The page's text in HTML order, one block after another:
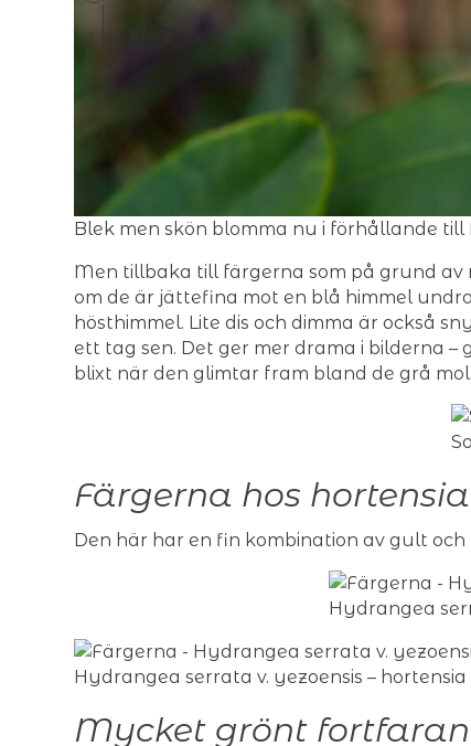
Blek men skön blomma nu i förhållande till
Men tillbaka till färgerna som på grund av
om de är jättefina mot en blå himmel
hösthimmel. Lite dis och dimma är också
ett tag sen. Det ger mer drama i bilderna
blixt när den glimtar fram bland de grå
Färgerna hos
Den här har en fin kombination av gult och
Hydrangea
Hydrangea serrata v. yezoensis – hortensia
Mycket grönt